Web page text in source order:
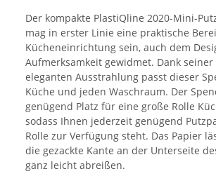
Der kompakte PlastiQline 2020-Mini-
mag in erster Linie eine praktische
Kücheneinrichtung sein, auch dem
Aufmerksamkeit gewidmet. Dank seiner
eleganten Ausstrahlung passt dieser
Küche und jeden Waschraum. Der
genügend Platz für eine große Rolle
sodass Ihnen jederzeit genügend
Rolle zur Verfügung steht. Das Papier
die gezackte Kante an der Unterseite
ganz leicht abreißen.